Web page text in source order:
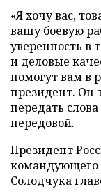
«Я хочу вас,
вашу боевую
уверенность в
и деловые
помогут вам в
президент. Он
передать
передовой.
Президент
командующего
Солодчука